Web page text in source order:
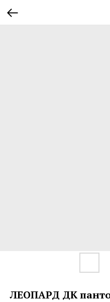
ЛЕОПАРД ДК